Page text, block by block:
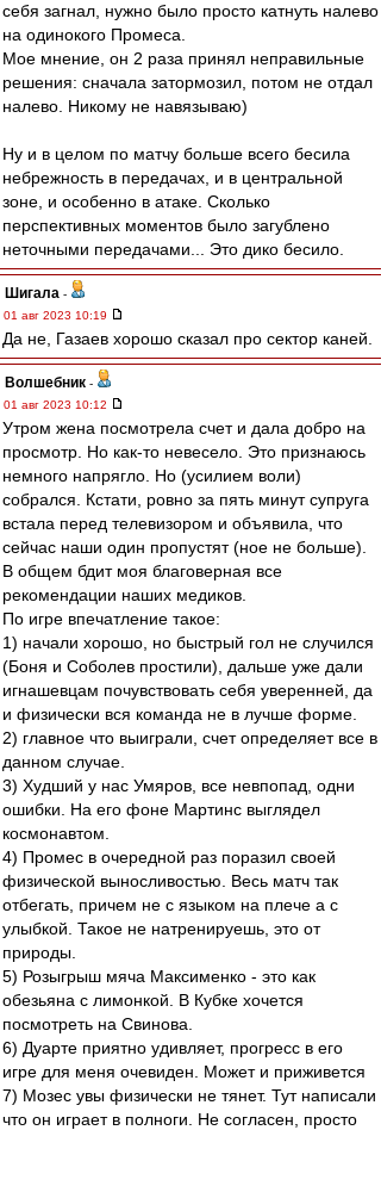
себя загнал, нужно было просто катнуть налево
на одинокого Промеса.
Мое мнение, он 2 раза принял неправильные
решения: сначала затормозил, потом не отдал
налево. Никому не навязываю)
Ну и в целом по матчу больше всего бесила
небрежность в передачах, и в центральной
зоне, и особенно в атаке. Сколько
перспективных моментов было загублено
неточными передачами... Это дико бесило.
Шигала -
01 авг 2023 10:19
Да не, Газаев хорошо сказал про сектор каней.
Волшебник -
01 авг 2023 10:12
Утром жена посмотрела счет и дала добро на
просмотр. Но как-то невесело. Это признаюсь
немного напрягло. Но (усилием воли)
собрался. Кстати, ровно за пять минут супруга
встала перед телевизором и объявила, что
сейчас наши один пропустят (ное не больше).
В общем бдит моя благоверная все
рекомендации наших медиков.
По игре впечатление такое:
1) начали хорошо, но быстрый гол не случился
(Боня и Соболев простили), дальше уже дали
игнашевцам почувствовать себя уверенней, да
и физически вся команда не в лучше форме.
2) главное что выиграли, счет определяет все в
данном случае.
3) Худший у нас Умяров, все невпопад, одни
ошибки. На его фоне Мартинс выглядел
космонавтом.
4) Промес в очередной раз поразил своей
физической выносливостью. Весь матч так
отбегать, причем не с языком на плече а с
улыбкой. Такое не натренируешь, это от
природы.
5) Розыгрыш мяча Максименко - это как
обезьяна с лимонкой. В Кубке хочется
посмотреть на Свинова.
6) Дуарте приятно удивляет, прогресс в его
игре для меня очевиден. Может и приживется
7) Мозес увы физически не тянет. Тут написали
что он играет в полноги. Не согласен, просто